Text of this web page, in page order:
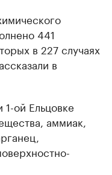
441
в 227 случаях
в
ой Ельцовке
аммиак,